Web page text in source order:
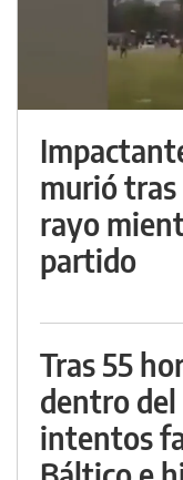
murió tras
rayo
partido
Tras 55
dentro
intentos